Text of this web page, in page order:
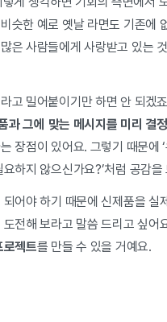
슷한 예로 옛날 라면도 기존에
은 사람들에게 사랑받고 있는
고 밀어붙이기만 하면 안 되겠
과 그에 맞는 메시지를 미리 결
장점이 있어요. 그렇기 때문에
요하지 않으신가요?’처럼 공감
어야 하기 때문에 신제품을
전해 보라고 말씀 드리고 싶어
로젝트를 만들 수 있을 거예요.